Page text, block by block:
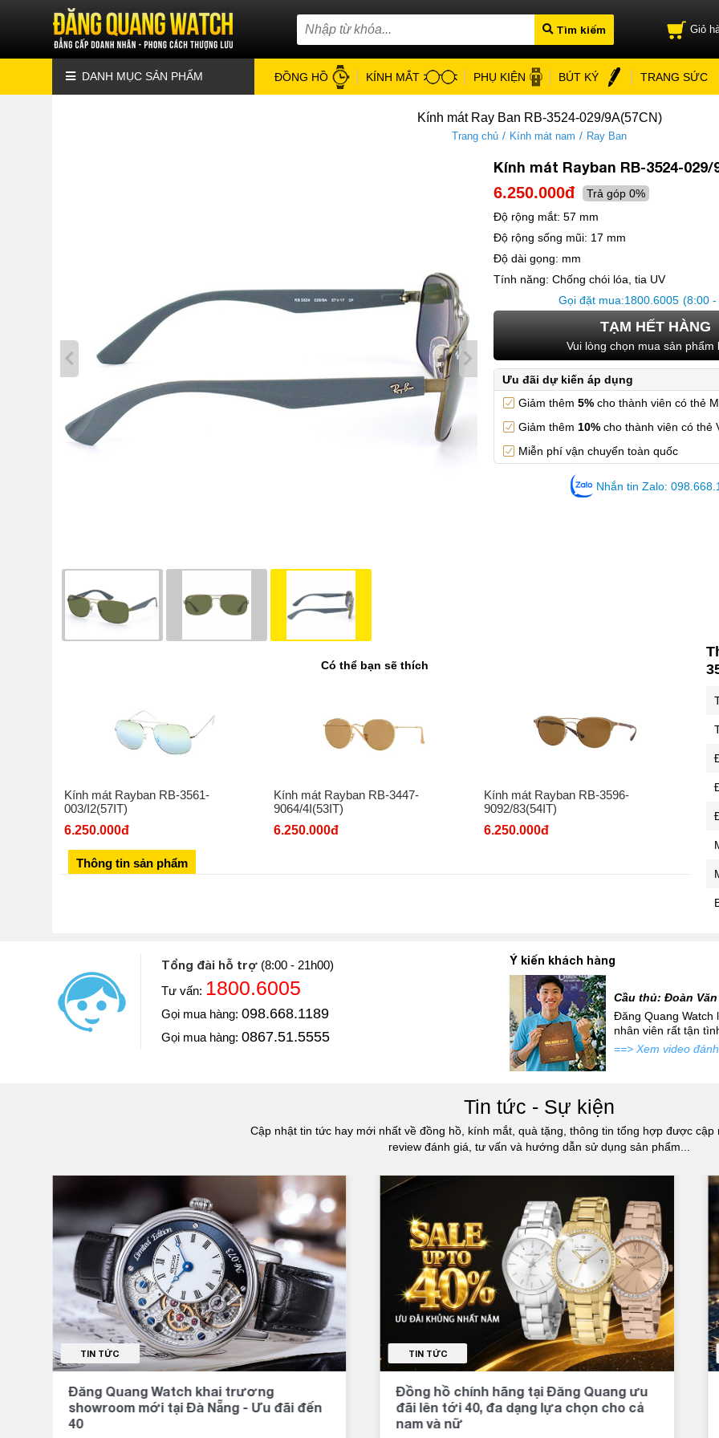
Tìm kiếm Giỏ
DANH MỤC SẢN PHẨM ĐỒNG HỒ KÍNH MẮT PHỤ KIỆN BÚT KÝ TRANG SỨC
Kính mát Ray Ban RB-3524-029/9A(57CN)
Trang chủ / Kính mát nam / Ray Ban
Kính mát Rayban RB-3524-029/
6.250.000đ
Trả góp 0%
Độ rộng mắt: 57 mm
Độ rộng sống mũi: 17 mm
Độ dài gọng: mm
Tính năng: Chống chói lóa, tia UV
Gọi đặt mua:1800.6005 (8:00 -
TẠM HẾT HÀNG
Vui lòng chọn mua sản phẩm
Ưu đãi dự kiến áp dụng
Giảm thêm 5%cho thành viên có thẻ
Giảm thêm 10%cho thành viên có thẻ
Miễn phí vận chuyển toàn quốc
Nhắn tin Zalo:
Có thể bạn sẽ thích
Kính mát Rayban RB-3561-
003/I2(57IT)
6.250.000đ
Kính mát Rayban RB-3447-
9064/4I(53IT)
6.250.000đ
Kính mát Rayban RB-3596-
9092/83(54IT)
6.250.000đ
Thông tin sản phẩm
Tổng đài hỗ trợ (8:00 - 21h00)
Tư vấn: 1800.6005
Gọi mua hàng: 098.668.1189
Gọi mua hàng: 0867.51.5555
Ý kiến khách hàng
Diễn viên: Hoàng Kim Ngọc
Khoe với mọi người Ngọc vừa mua một chiếc đồng hồ mới siêu đẹp để đi tặng
luôn và chiếc đồng hồ này Ngọc mua ở Đăng Quang Watch đấy...
Cầu thủ: Đoàn Văn
Đăng Quang Watch
nhân viên rất tận
==> Xem video
Tin tức - Sự kiện
Cập nhật tin tức hay mới nhất về đồng hồ, kính mắt, quà tặng, thông tin tổng hợp được cập
review đánh giá, tư vấn và hướng dẫn sử dụng sản phẩm...
TIN TỨC
Đăng Quang Watch khai trương
showroom mới tại Đà Nẵng - Ưu đãi đến
40
TIN TỨC
Đồng hồ chính hãng tại Đăng Quang ưu
đãi lên tới 40, đa dạng lựa chọn cho cả
nam và nữ